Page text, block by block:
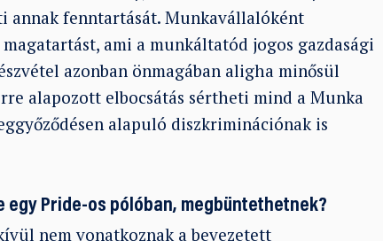
fenntartását. Munkavállalóként
ami a munkáltatód jogos gazdasági
azonban önmagában aligha minősül
alapozott elbocsátás sértheti mind a Munka
alapuló diszkriminációnak is
egy Pride-os pólóban, megbüntethetnek?
nem vonatkoznak a bevezetett